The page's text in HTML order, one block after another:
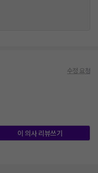
수정 요청
이 의사 리뷰쓰기